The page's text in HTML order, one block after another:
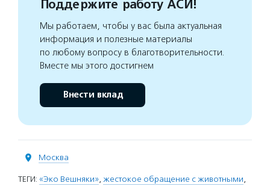
Поддержите работу АСИ!
Мы работаем, чтобы у вас была актуальная
информация и полезные материалы
по любому вопросу в благотворительности.
Вместе мы этого достигнем
Внести вклад
Москва
ТЕГИ: «Эко Вешняки», жестокое обращение с животными,